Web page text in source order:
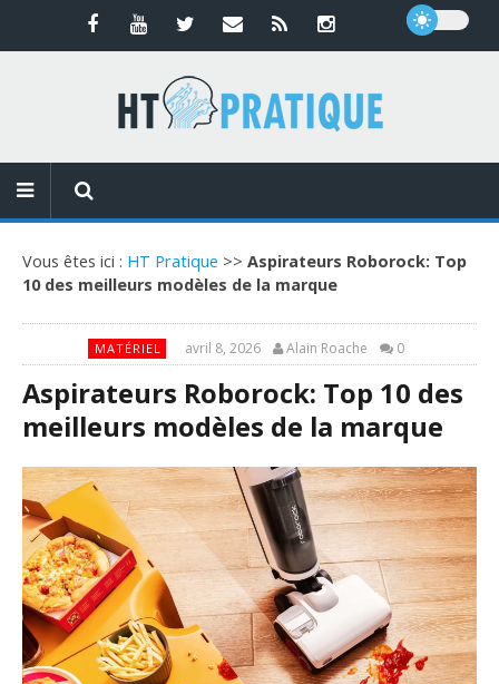
Vous êtes ici : HT Pratique >> Aspirateurs Roborock: Top
10 des meilleurs modèles de la marque
MATÉRIEL avril 8, 2026 Alain Roache 0
Aspirateurs Roborock: Top 10 des
meilleurs modèles de la marque